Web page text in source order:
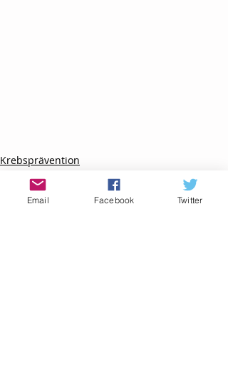
Krebsprävention
Krebsrisiken
Email Facebook Twitter